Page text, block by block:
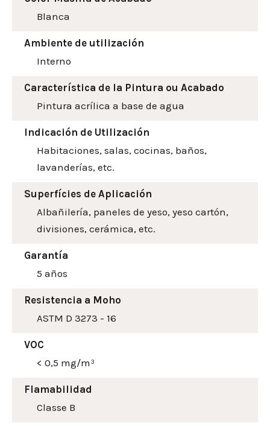
Blanca
Ambiente de utilización
Interno
Característica de la Pintura ou Acabado
Pintura acrílica a base de agua
Indicación de Utilización
Habitaciones, salas, cocinas, baños,
lavanderías, etc.
Superfícies de Aplicación
Albañilería, paneles de yeso, yeso cartón,
divisiones, cerámica, etc.
Garantía
5 años
Resistencia a Moho
ASTM D 3273 - 16
VOC
< 0,5 mg/m³
Flamabilidad
Classe B